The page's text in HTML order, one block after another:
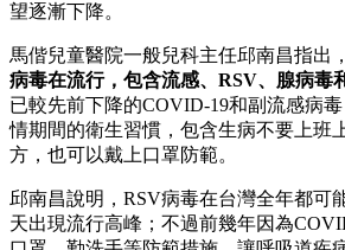
望逐漸下降。
馬偕兒童醫院一般兒科主任邱南昌指出，
病毒在流行，包含流感、RSV、腺病毒
已較先前下降的COVID-19和副流感病
情期間的衛生習慣，包含生病不要上班
方，也可以戴上口罩防範。
邱南昌說明，RSV病毒在台灣全年都可
天出現流行高峰；不過前幾年因為